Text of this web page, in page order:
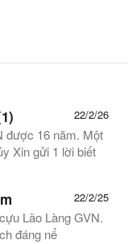
22/2/26
được 16 năm. Một
Xin gửi 1 lời biết
22/2/25
Lão Làng GVN.
đáng nể